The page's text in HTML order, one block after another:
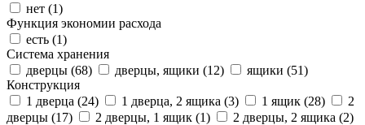
нет (1)
Функция экономии расхода
есть (1)
Система хранения
дверцы (68) дверцы, ящики (12) ящики (51)
Конструкция
1 дверца (24) 1 дверца, 2 ящика (3) 1 ящик (28)
2
дверцы (17) 2 дверцы, 1 ящик (1) 2 дверцы, 2 ящика (2)